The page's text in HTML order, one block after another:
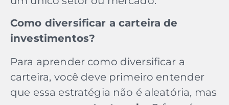
Como diversificar a carteira de
investimentos?
Para aprender como diversificar a
carteira, você deve primeiro entender
que essa estratégia não é aleatória, mas